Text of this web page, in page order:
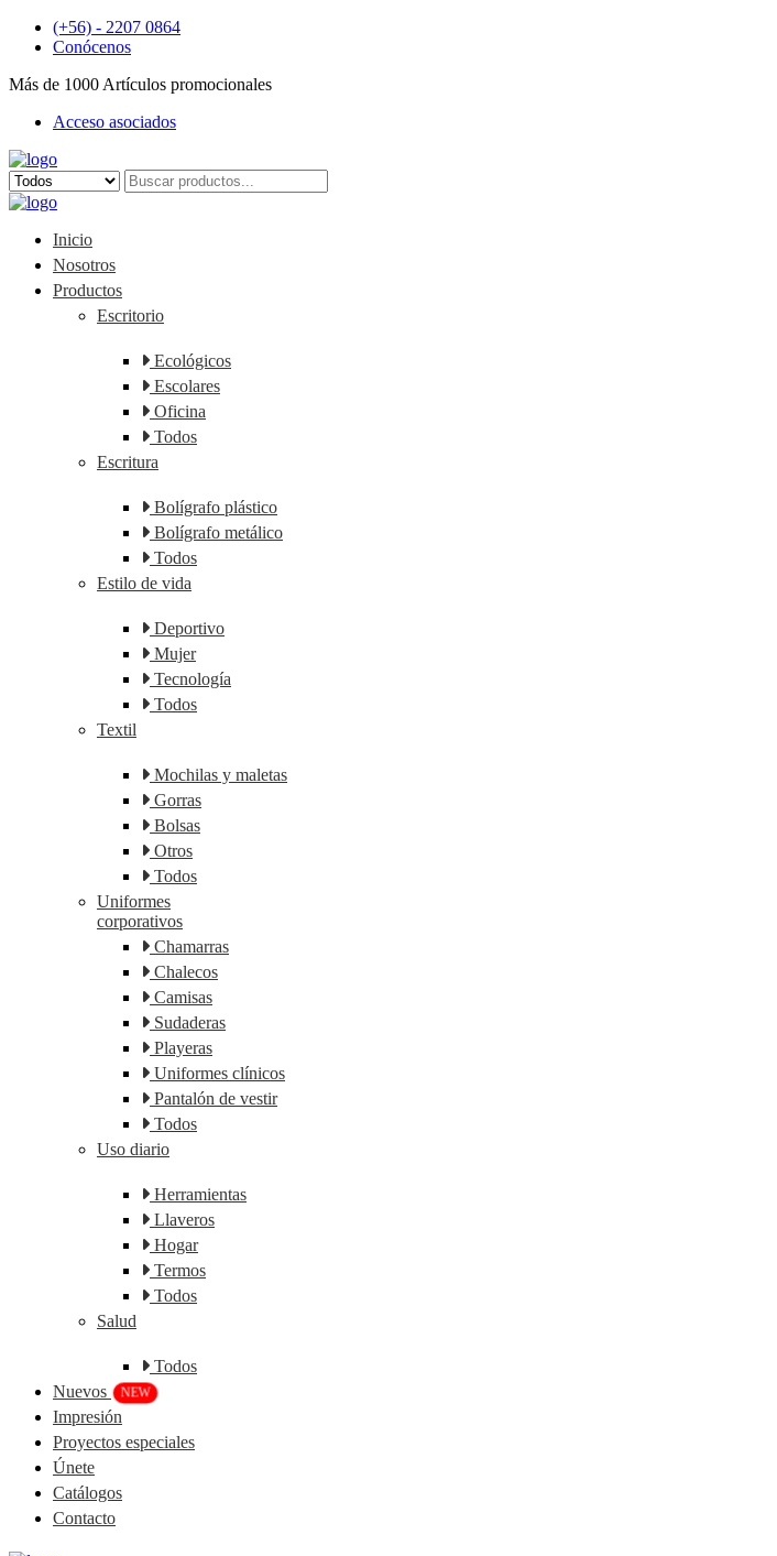
(+56) - 2207 0864
Conócenos
Más de 1000 Artículos promocionales
Aprovecha nuestros descuentos especiales
Acceso asociados
Inicio
Nosotros
Productos
Escritorio
Ecológicos
Escolares
Oficina
Todos
Escritura
Bolígrafo plástico
Bolígrafo metálico
Todos
Estilo de vida
Deportivo
Mujer
Tecnología
Todos
Textil
Mochilas y maletas
Gorras
Bolsas
Otros
Todos
Uniformes
corporativos
Chamarras
Chalecos
Camisas
Sudaderas
Playeras
Uniformes clínicos
Pantalón de vestir
Todos
Uso diario
Herramientas
Llaveros
Hogar
Termos
Todos
Salud
Todos
Nuevos
NEW
Impresión
Proyectos especiales
Únete
Catálogos
Contacto